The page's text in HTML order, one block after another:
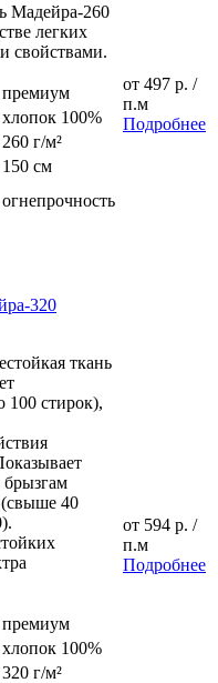
Мадейра-260
легких
свойствами.
премиум
хлопок 100%
260 г/м²
150 см
огнепрочность
от 497 р. /
п.м
Подробнее
320
ткань
100 стирок),
брызгам
(свыше 40
премиум
хлопок 100%
320 г/м²
от 594 р. /
п.м
Подробнее